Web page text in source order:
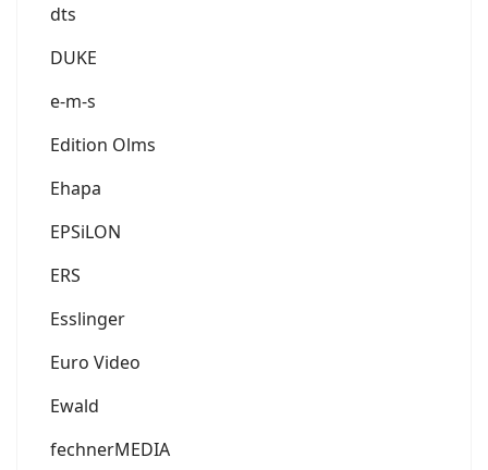
dts
DUKE
e-m-s
Edition Olms
Ehapa
EPSiLON
ERS
Esslinger
Euro Video
Ewald
fechnerMEDIA